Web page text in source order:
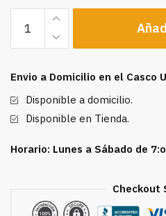
Clear
Gel
Wave
3.8
oz
Envio a Domicilio en el Casco
Disponible a domicilio.
Disponible en Tienda.
Horario: Lunes a Sábado de
Checkout